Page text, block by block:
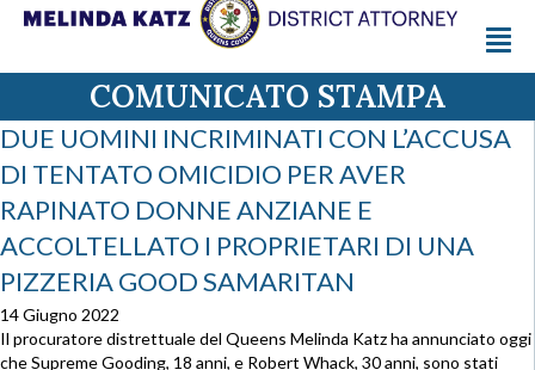
COMUNICATO STAMPA
DUE UOMINI INCRIMINATI CON L’ACCUSA
DI TENTATO OMICIDIO PER AVER
RAPINATO DONNE ANZIANE E
ACCOLTELLATO I PROPRIETARI DI UNA
PIZZERIA GOOD SAMARITAN
14 Giugno 2022
Il procuratore distrettuale del Queens Melinda Katz ha annunciato oggi
che Supreme Gooding, 18 anni, e Robert Whack, 30 anni, sono stati